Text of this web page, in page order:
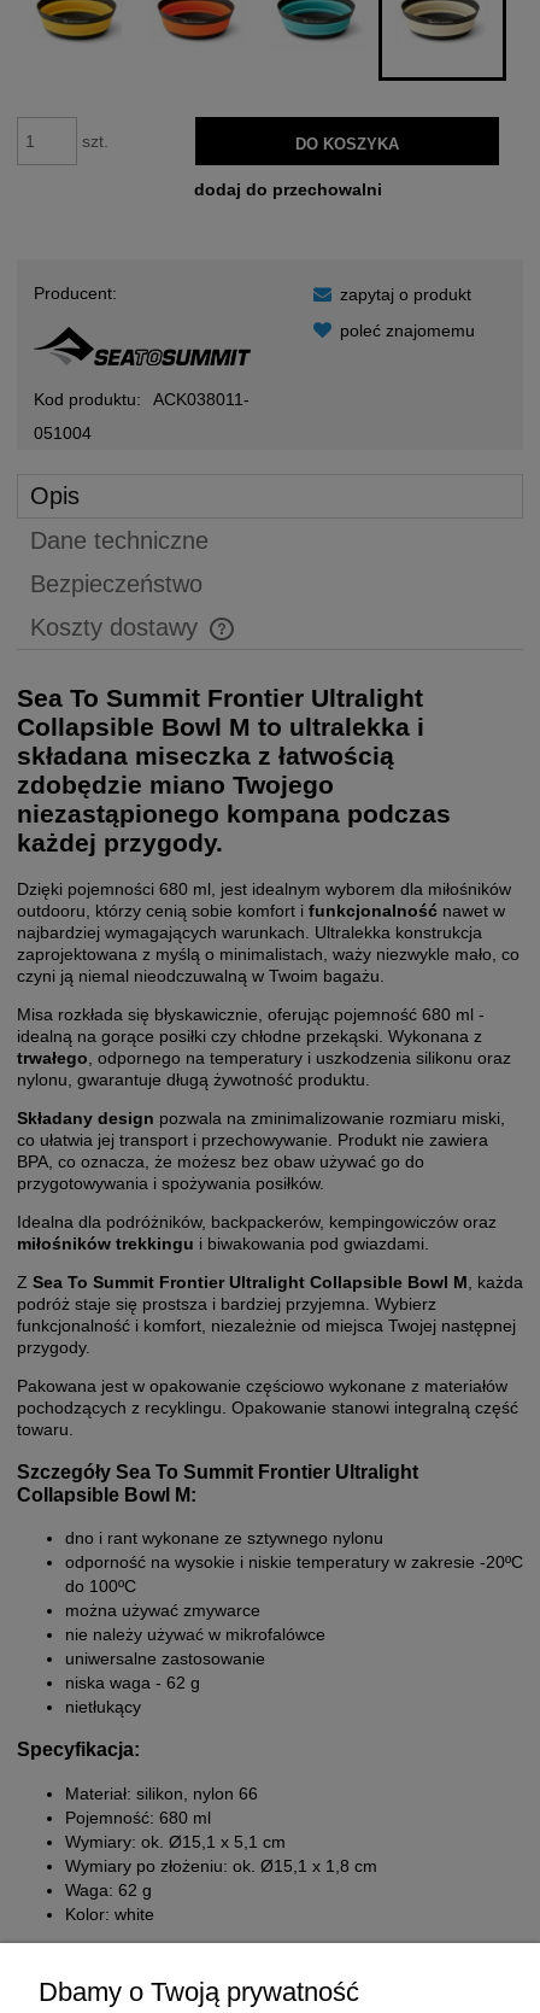
szt. DO KOSZYKA
dodaj do przechowalni
Producent:
Kod produktu:
ACK038011-
051004
zapytaj o produkt
poleć znajomemu
Opis
Dane techniczne
Bezpieczeństwo
Koszty dostawy
Cena nie zawiera ewentualnych kosztów płatności
Sea To Summit Frontier Ultralight
Collapsible Bowl M to ultralekka i
składana miseczka z łatwością
zdobędzie miano Twojego
niezastąpionego kompana podczas
każdej przygody.
Dzięki pojemności 680 ml, jest idealnym wyborem dla miłośników
outdooru, którzy cenią sobie komfort i funkcjonalność nawet w
najbardziej wymagających warunkach. Ultralekka konstrukcja
zaprojektowana z myślą o minimalistach, waży niezwykle mało, co
czyni ją niemal nieodczuwalną w Twoim bagażu.
Misa rozkłada się błyskawicznie, oferując pojemność 680 ml -
idealną na gorące posiłki czy chłodne przekąski. Wykonana z
trwałego, odpornego na temperatury i uszkodzenia silikonu oraz
nylonu, gwarantuje długą żywotność produktu.
Składany design pozwala na zminimalizowanie rozmiaru miski,
co ułatwia jej transport i przechowywanie. Produkt nie zawiera
BPA, co oznacza, że możesz bez obaw używać go do
przygotowywania i spożywania posiłków.
Idealna dla podróżników, backpackerów, kempingowiczów oraz
miłośników trekkingu i biwakowania pod gwiazdami.
Z Sea To Summit Frontier Ultralight Collapsible Bowl M, każda
podróż staje się prostsza i bardziej przyjemna. Wybierz
funkcjonalność i komfort, niezależnie od miejsca Twojej następnej
przygody.
Pakowana jest w opakowanie częściowo wykonane z materiałów
pochodzących z recyklingu. Opakowanie stanowi integralną część
towaru.
Szczegóły Sea To Summit Frontier Ultralight
Collapsible Bowl M:
dno i rant wykonane ze sztywnego nylonu
odporność na wysokie i niskie temperatury w zakresie -20ºC
do 100ºC
można używać zmywarce
nie należy używać w mikrofalówce
uniwersalne zastosowanie
niska waga - 62 g
nietłukący
Specyfikacja:
Materiał: silikon, nylon 66
Pojemność: 680 ml
Wymiary: ok. Ø15,1 x 5,1 cm
Wymiary po złożeniu: ok. Ø15,1 x 1,8 cm
Waga: 62 g
Kolor: white
Dbamy o Twoją prywatność